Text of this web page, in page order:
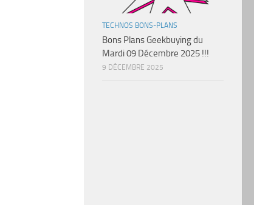
TECHNOS BONS-PLANS
Bons Plans Geekbuying du
Mardi 09 Décembre 2025 !!!
9 DÉCEMBRE 2025